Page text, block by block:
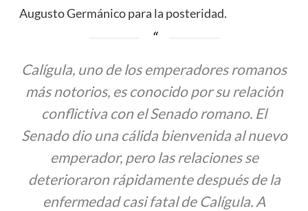
Augusto Germánico para la posteridad.
Calígula, uno de los emperadores romanos
más notorios, es conocido por su relación
conflictiva con el Senado romano. El
Senado dio una cálida bienvenida al nuevo
emperador, pero las relaciones se
deterioraron rápidamente después de la
enfermedad casi fatal de Calígula. A